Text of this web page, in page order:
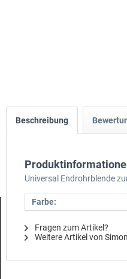
Beschreibung
Universal Endrohrblende
Farbe:
Fragen zum Artikel?
Weitere Artikel von